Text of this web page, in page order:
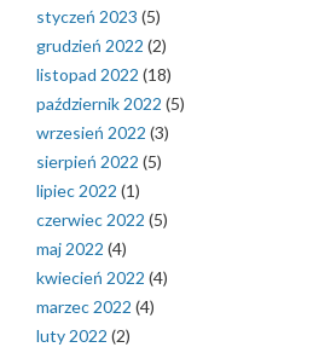
styczeń 2023 (5)
grudzień 2022 (2)
listopad 2022 (18)
październik 2022 (5)
wrzesień 2022 (3)
sierpień 2022 (5)
lipiec 2022 (1)
czerwiec 2022 (5)
maj 2022 (4)
kwiecień 2022 (4)
marzec 2022 (4)
luty 2022 (2)